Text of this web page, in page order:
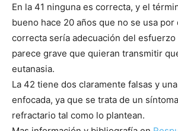
En la 41 ninguna es correcta, y el
bueno hace 20 años que no se usa por
correcta sería adecuación del
parece grave que quieran transmitir
eutanasia.
La 42 tiene dos claramente falsas y
enfocada, ya que se trata de un
refractario tal como lo plantean.